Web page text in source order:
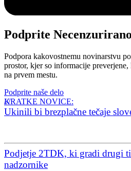
Podprite
Podpora kakovostnemu novinarstvu
prostor, kjer so informacije
na prvem mestu.
Podprite naše delo
KRATKE NOVICE:
Ukinili bi brezplačne tečaje
Podjetje 2TDK, ki gradi drugi
nadzornike